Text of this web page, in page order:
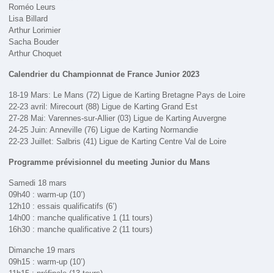
Roméo Leurs
Lisa Billard
Arthur Lorimier
Sacha Bouder
Arthur Choquet
Calendrier du Championnat de France Junior 2023
18-19 Mars: Le Mans (72) Ligue de Karting Bretagne Pays de Loire
22-23 avril: Mirecourt (88) Ligue de Karting Grand Est
27-28 Mai: Varennes-sur-Allier (03) Ligue de Karting Auvergne
24-25 Juin: Anneville (76) Ligue de Karting Normandie
22-23 Juillet: Salbris (41) Ligue de Karting Centre Val de Loire
Programme prévisionnel du meeting Junior du Mans
Samedi 18 mars
09h40 : warm-up (10’)
12h10 : essais qualificatifs (6’)
14h00 : manche qualificative 1 (11 tours)
16h30 : manche qualificative 2 (11 tours)
Dimanche 19 mars
09h15 : warm-up (10’)